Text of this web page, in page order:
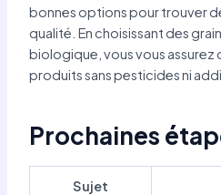
bonnes options pour trouver
qualité. En choisissant des
biologique, vous vous assurez
produits sans pesticides ni
Prochaines
Sujet